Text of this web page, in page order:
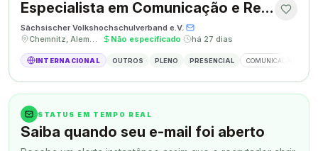
Especialista em Comunicação e Relações Públicas
Sächsischer Volkshochschulverband e.V.·
·
Chemnitz, Alemanha · Não especificado· há 27 dias
INTERNACIONAL OUTROS PLENO PRESENCIAL COMUNICAÇÃO
STATUS EM TEMPO REAL
Saiba quando seu e-mail foi aberto